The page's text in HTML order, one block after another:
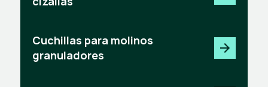
Cuchillas para molinos
granuladores